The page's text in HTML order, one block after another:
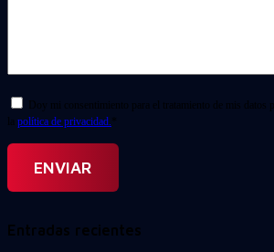
Doy mi consentimiento para el tratamiento de mis datos
la política de privacidad. *
Entradas recientes